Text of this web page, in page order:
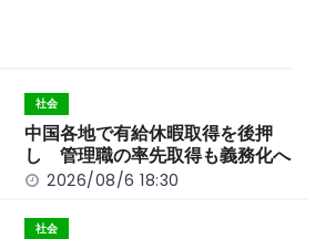
n
k
社会
中国各地で有給休暇取得を後押
し 管理職の率先取得も義務化へ
2026/08/6 18:30
社会